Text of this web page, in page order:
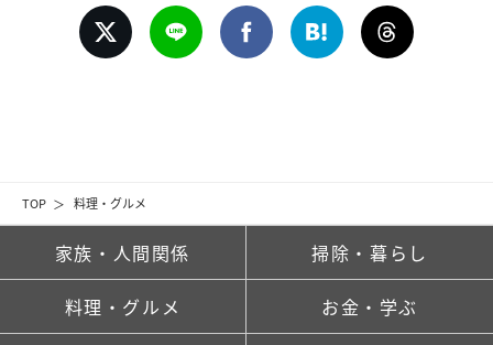
TOP 料理・グルメ
家族・人間関係 掃除・暮らし
料理・グルメ お金・学ぶ